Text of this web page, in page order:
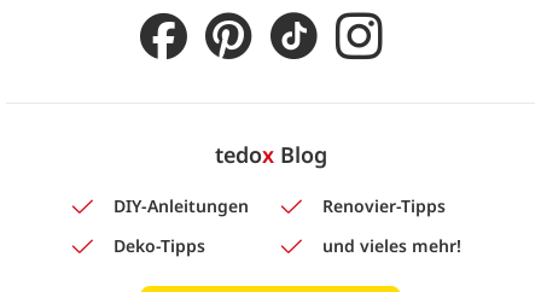
tedoxBlog
DIY-Anleitungen
Renovier-Tipps
Deko-Tipps
und vieles mehr!